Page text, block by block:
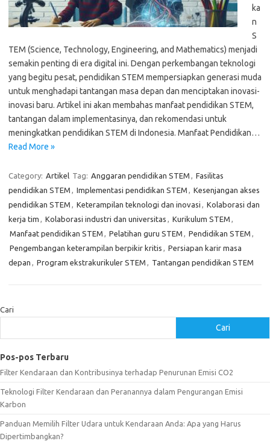
ka
n
S
TEM (Science, Technology, Engineering, and Mathematics) menjadi
semakin penting di era digital ini. Dengan perkembangan teknologi
yang begitu pesat, pendidikan STEM mempersiapkan generasi muda
untuk menghadapi tantangan masa depan dan menciptakan inovasi-
inovasi baru. Artikel ini akan membahas manfaat pendidikan STEM,
tantangan dalam implementasinya, dan rekomendasi untuk
meningkatkan pendidikan STEM di Indonesia. Manfaat Pendidikan…
Read More »
Category: Artikel Tag: Anggaran pendidikan STEM , Fasilitas
pendidikan STEM , Implementasi pendidikan STEM , Kesenjangan akses
pendidikan STEM , Keterampilan teknologi dan inovasi , Kolaborasi dan
kerja tim , Kolaborasi industri dan universitas , Kurikulum STEM ,
Manfaat pendidikan STEM , Pelatihan guru STEM , Pendidikan STEM ,
Pengembangan keterampilan berpikir kritis , Persiapan karir masa
depan , Program ekstrakurikuler STEM , Tantangan pendidikan STEM
Cari
Cari
Pos-pos Terbaru
Filter Kendaraan dan Kontribusinya terhadap Penurunan Emisi CO2
Teknologi Filter Kendaraan dan Peranannya dalam Pengurangan Emisi
Karbon
Panduan Memilih Filter Udara untuk Kendaraan Anda: Apa yang Harus
Dipertimbangkan?